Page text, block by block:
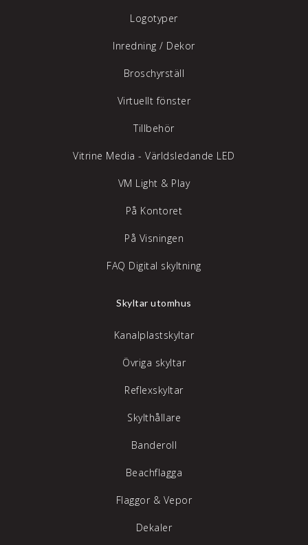
Logotyper
Inredning / Dekor
Broschyrställ
Virtuellt fönster
Tillbehör
Vitrine Media - Världsledande LED
VM Light & Play
På Kontoret
På Visningen
FAQ Digital skyltning
Skyltar utomhus
Kanalplastskyltar
Övriga skyltar
Reflexskyltar
Skylthållare
Banderoll
Beachflagga
Flaggor & Vepor
Dekaler